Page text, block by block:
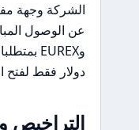
الشركة وجهة
دولار فقط
التراخيص